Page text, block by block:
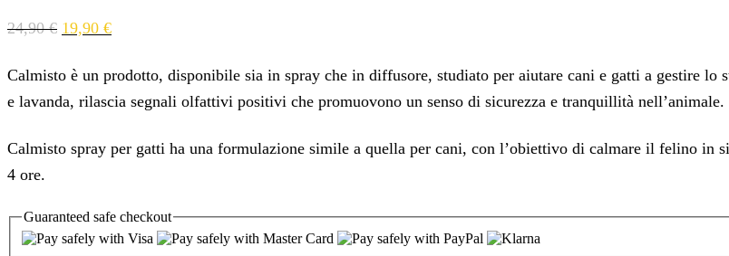
24,90€ 19,90 €
Calmisto è un prodotto, disponibile sia in spray che in diffusore, studiato per aiutare cani e gatti a gestire lo
e lavanda, rilascia segnali olfattivi positivi che promuovono un senso di sicurezza e tranquillità nell’animale.
Calmisto spray per gatti ha una formulazione simile a quella per cani, con l’obiettivo di calmare il felino in
4 ore.
Guaranteed safe checkout